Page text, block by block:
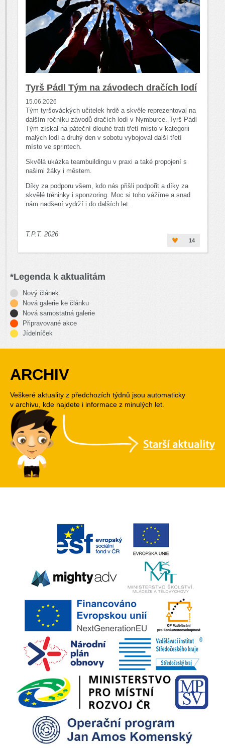
Tyrš Pádl Tým na závodech dračích lodí
15.06.2026
Tým tyršováckých učitelek hrdě a skvěle reprezentoval na
dalším ročníku závodů dračích lodí v Nymburce. Tyrš Pádl
Tým získal na páteční dlouhé trati třetí místo v kategorii
malých lodí a druhý den v sobotu vybojoval další třetí
místo ve sprintech.
Skvělá ukázka teambuildingu v praxi a také propojení s
našimi žáky i městem.
Díky za podporu všem, kdo nás přišli podpořit a díky za
skvělé tréninky i sponzoring. Moc si toho vážíme a snad
nám nadšení vydrží i do dalších let.
T.P.T. 2026
14
*Legenda k aktualitám
Nový článek
Nová galerie ke článku
Nová samostatná galerie
Připravované akce
Jídelníček
ARCHIV
Veškeré aktuality z předchozích týdnů jsou automaticky
v archivu, kde najdete i informace z minulých let.